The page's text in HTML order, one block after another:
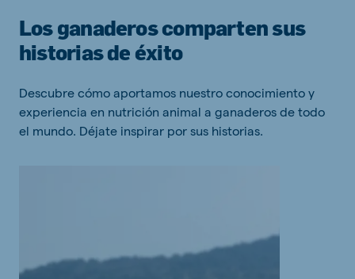
Los ganaderos comparten sus
historias de éxito
Descubre cómo aportamos nuestro conocimiento y
experiencia en nutrición animal a ganaderos de todo
el mundo. Déjate inspirar por sus historias.